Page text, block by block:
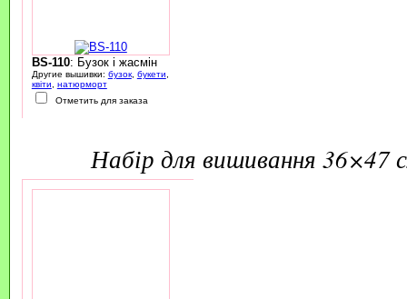
BS-110: Бузок і жасмін
Другие вышивки: бузок, букети,
квіти, натюрморт
Отметить для заказа
набір для вишивання